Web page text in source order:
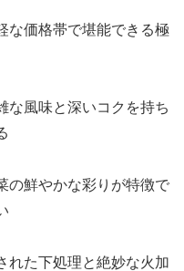
な価格帯で堪能できる極
な風味と深いコクを持ち
の鮮やかな彩りが特徴で
れた下処理と絶妙な火加